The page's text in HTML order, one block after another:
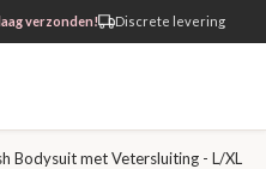
verzonden! Discrete levering
Bodysuit met Vetersluiting - L/XL